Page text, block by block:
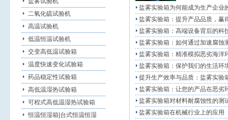
二氧化硫试验机
高温试验机
低温恒温试验机
交变高低温试验箱
温度快速变化试验箱
药品稳定性试验箱
高低温湿热试验箱
可程式高低温湿热试验箱
恒温恒湿箱|台式恒温恒湿
盐雾实验箱为何能成为生产企业
盐雾实验箱：提升产品品质，赢
盐雾实验箱：高端设备背后的科
盐雾实验箱：如何通过加速腐蚀
盐雾实验箱：精准模拟恶劣海洋
盐雾实验箱：保护我们的生活环
提升生产效率与品质：盐雾实验
盐雾实验箱：让您的产品在恶劣
盐雾实验箱对材料耐腐蚀性的测
盐雾实验箱在机械行业上的应用